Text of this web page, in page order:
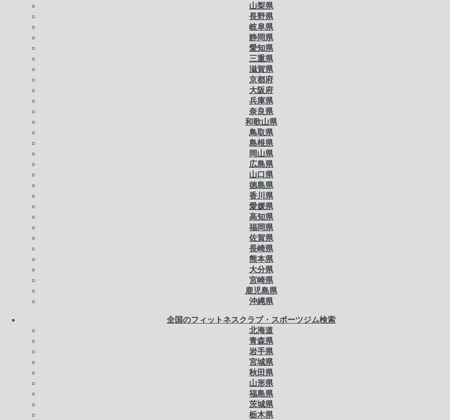
山梨県
長野県
岐阜県
静岡県
愛知県
三重県
滋賀県
京都府
大阪府
兵庫県
奈良県
和歌山県
鳥取県
島根県
岡山県
広島県
山口県
徳島県
香川県
愛媛県
高知県
福岡県
佐賀県
長崎県
熊本県
大分県
宮崎県
鹿児島県
沖縄県
全国のフィットネスクラブ・スポーツジム検索
北海道
青森県
岩手県
宮城県
秋田県
山形県
福島県
茨城県
栃木県